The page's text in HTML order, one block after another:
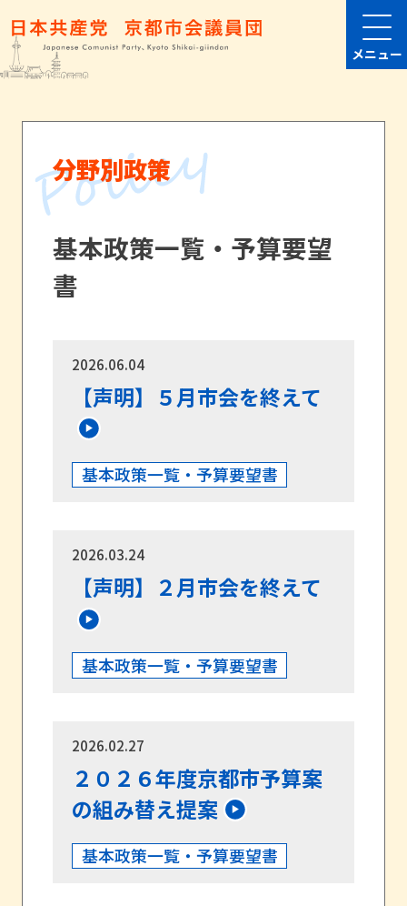
メニュー
分野別政策
基本政策一覧・予算要望
書
2026.06.04
【声明】５月市会を終えて
基本政策一覧・予算要望書
2026.03.24
【声明】２月市会を終えて
基本政策一覧・予算要望書
2026.02.27
２０２６年度京都市予算案
の組み替え提案
基本政策一覧・予算要望書